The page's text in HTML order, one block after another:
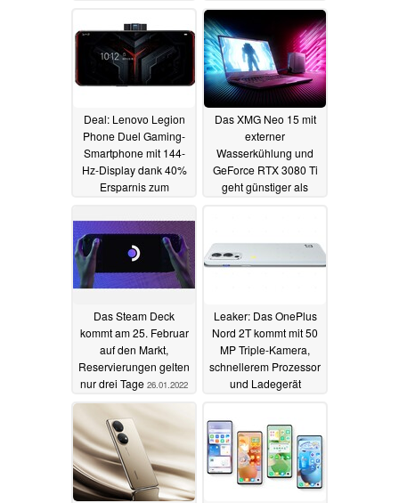
15.02.2022
Deal: Lenovo Legion
Phone Duel Gaming-
Smartphone mit 144-
Hz-Display dank 40%
Ersparnis zum
Amazon07.02.2022
Das XMG Neo 15 mit
externer
Wasserkühlung und
GeForce RTX 3080 Ti
geht günstiger als
Das Steam Deck
kommt am 25. Februar
auf den Markt,
Reservierungen gelten
nur drei Tage 26.01.2022
Leaker: Das OnePlus
Nord 2T kommt mit 50
MP Triple-Kamera,
schnellerem Prozessor
und Ladegerät